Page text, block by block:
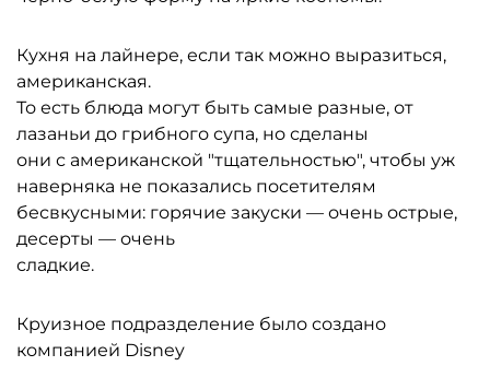
Кухня на лайнере, если так можно выразиться,
американская.
То есть блюда могут быть самые разные, от
лазаньи до грибного супа, но сделаны
они с американской "тщательностью", чтобы уж
наверняка не показались посетителям
бесвкусными: горячие закуски — очень острые,
десерты — очень
сладкие.
Круизное подразделение было создано
компанией Disney